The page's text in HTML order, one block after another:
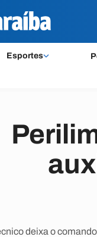
Esportes
deixa o